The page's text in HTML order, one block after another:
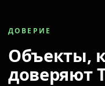
ДОВЕРИЕ
Объекты,
доверяют